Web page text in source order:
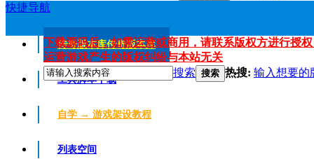
快捷导航
传奇版本库传奇版本库
工具脚本下载
自学 → 游戏架设教程
列表空间
下载源码后，如需运营或商用，请联系版权方进行授
运营游戏产生的版权纠纷与本站无关
搜索 搜索 热搜: 输入想要的